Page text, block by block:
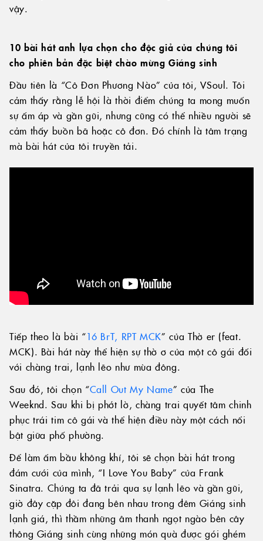
vậy.
10 bài hát anh lựa chọn cho độc giả của chúng tôi
cho phiên bản đặc biệt chào mừng Giáng sinh
Đầu tiên là “Cô Đơn Phương Nào” của tôi, VSoul. Tôi
cảm thấy rằng lễ hội là thời điểm chúng ta mong muốn
sự ấm áp và gần gũi, nhưng cũng có thể nhiều người sẽ
cảm thấy buồn bã hoặc cô đơn. Đó chính là tâm trạng
mà bài hát của tôi truyền tải.
Tiếp theo là bài “16 BrT, RPT MCK” của Thờ er (feat.
MCK). Bài hát này thể hiện sự thờ ơ của một cô gái đối
với chàng trai, lạnh lẽo như mùa đông.
Sau đó, tôi chọn “Call Out My Name” của The
Weeknd. Sau khi bị phớt lờ, chàng trai quyết tâm chinh
phục trái tim cô gái và thể hiện điều này một cách nổi
bật giữa phố phường.
Để làm ấm bầu không khí, tôi sẽ chọn bài hát trong
đám cưới của mình, “I Love You Baby” của Frank
Sinatra. Chúng ta đã trải qua sự lạnh lẽo và gần gũi,
giờ đây cặp đôi đang bên nhau trong đêm Giáng sinh
lạnh giá, thì thầm những âm thanh ngọt ngào bên cây
thông Giáng sinh cùng những món quà được gói ghém